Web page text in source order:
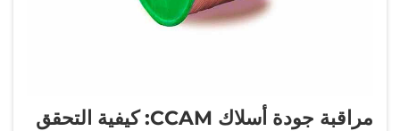
مراقبة جودة أسلاك CCAM: كيفية التحقق